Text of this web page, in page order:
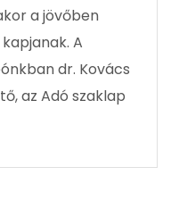
a jövőben
A
dr. Kovács
az Adó szaklap